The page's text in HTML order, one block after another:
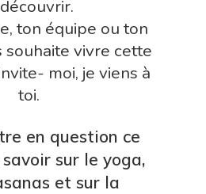
ton équipe ou ton
souhaite vivre cette
moi, je viens à
toi.
en question ce
sur le yoga,
et sur la